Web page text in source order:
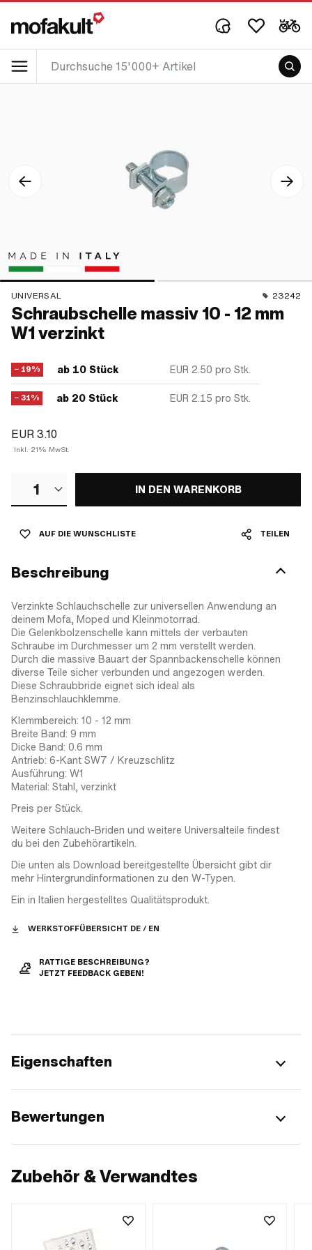
UNIVERSAL 23242
Schraubschelle massiv 10 - 12 mm
W1 verzinkt
− 19% ab 10 Stück EUR 2.50 pro Stk.
− 31% ab 20 Stück EUR 2.15 pro Stk.
EUR 3.10
Inkl. 21% MwSt.
1 IN DEN WARENKORB
AUF DIE WUNSCHLISTE TEILEN
Beschreibung
Verzinkte Schlauchschelle zur universellen Anwendung an
deinem Mofa, Moped und Kleinmotorrad.
Die Gelenkbolzenschelle kann mittels der verbauten
Schraube im Durchmesser um 2 mm verstellt werden.
Durch die massive Bauart der Spannbackenschelle können
diverse Teile sicher verbunden und angezogen werden.
Diese Schraubbride eignet sich ideal als
Benzinschlauchklemme.
Klemmbereich: 10 - 12 mm
Breite Band: 9 mm
Dicke Band: 0.6 mm
Antrieb: 6-Kant SW7 / Kreuzschlitz
Ausführung: W1
Material: Stahl, verzinkt
Preis per Stück.
Weitere Schlauch-Briden und weitere Universalteile findest
du bei den Zubehörartikeln.
Die unten als Download bereitgestellte Übersicht gibt dir
mehr Hintergrundinformationen zu den W-Typen.
Ein in Italien hergestelltes Qualitätsprodukt.
WERKSTOFFÜBERSICHT DE / EN
RATTIGE BESCHREIBUNG?
JETZT FEEDBACK GEBEN!
Eigenschaften
Bewertungen
Zubehör & Verwandtes